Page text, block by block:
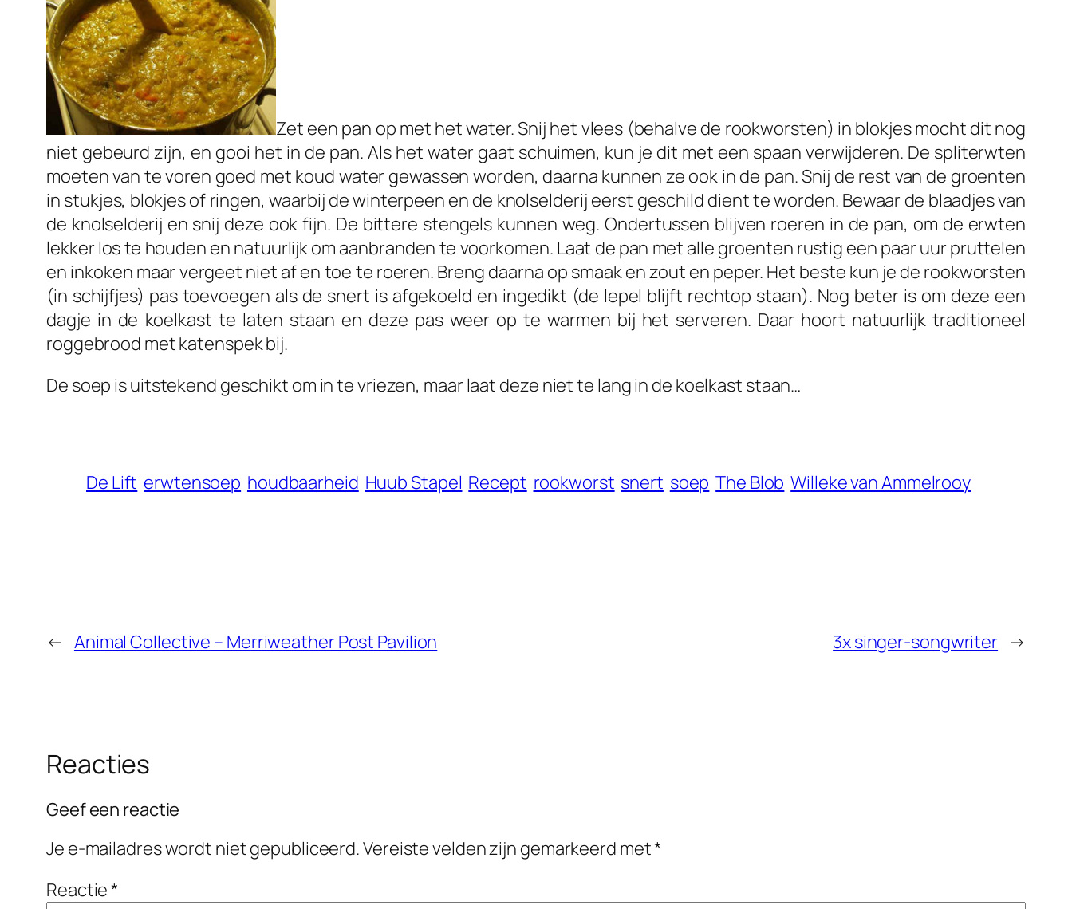
Zet een pan op met het water. Snij het vlees (behalve de rookworsten) in blokjes mocht dit nog
niet gebeurd zijn, en gooi het in de pan. Als het water gaat schuimen, kun je dit met een spaan verwijderen. De spliterwten
moeten van te voren goed met koud water gewassen worden, daarna kunnen ze ook in de pan. Snij de rest van de groenten
in stukjes, blokjes of ringen, waarbij de winterpeen en de knolselderij eerst geschild dient te worden. Bewaar de blaadjes van
de knolselderij en snij deze ook fijn. De bittere stengels kunnen weg. Ondertussen blijven roeren in de pan, om de erwten
lekker los te houden en natuurlijk om aanbranden te voorkomen. Laat de pan met alle groenten rustig een paar uur pruttelen
en inkoken maar vergeet niet af en toe te roeren. Breng daarna op smaak en zout en peper. Het beste kun je de rookworsten
(in schijfjes) pas toevoegen als de snert is afgekoeld en ingedikt (de lepel blijft rechtop staan). Nog beter is om deze een
dagje in de koelkast te laten staan en deze pas weer op te warmen bij het serveren. Daar hoort natuurlijk traditioneel
roggebrood met katenspek bij.
De soep is uitstekend geschikt om in te vriezen, maar laat deze niet te lang in de koelkast staan…
De Lift erwtensoep houdbaarheid Huub Stapel Recept rookworst snert soep The Blob Willeke van Ammelrooy
← Animal Collective – Merriweather Post Pavilion 3x singer-songwriter →
Reacties
Geef een reactie
Je e-mailadres wordt niet gepubliceerd.Vereiste velden zijn gemarkeerd met*
Reactie*